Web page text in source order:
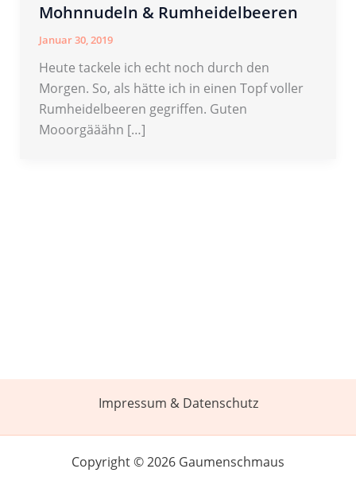
Mohnnudeln & Rumheidelbeeren
Januar 30, 2019
Heute tackele ich echt noch durch den
Morgen. So, als hätte ich in einen Topf voller
Rumheidelbeeren gegriffen. Guten
Mooorgääähn […]
Impressum & Datenschutz
Copyright © 2026 Gaumenschmaus